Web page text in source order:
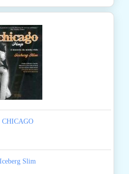
CHICAGO
Iceberg Slim